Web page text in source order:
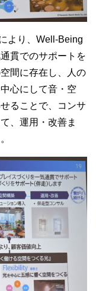
より、 Well-Being
貫でのサポートを
間に存在し、人の
心にして音・空
ることで、コンサ
、運用・改善ま